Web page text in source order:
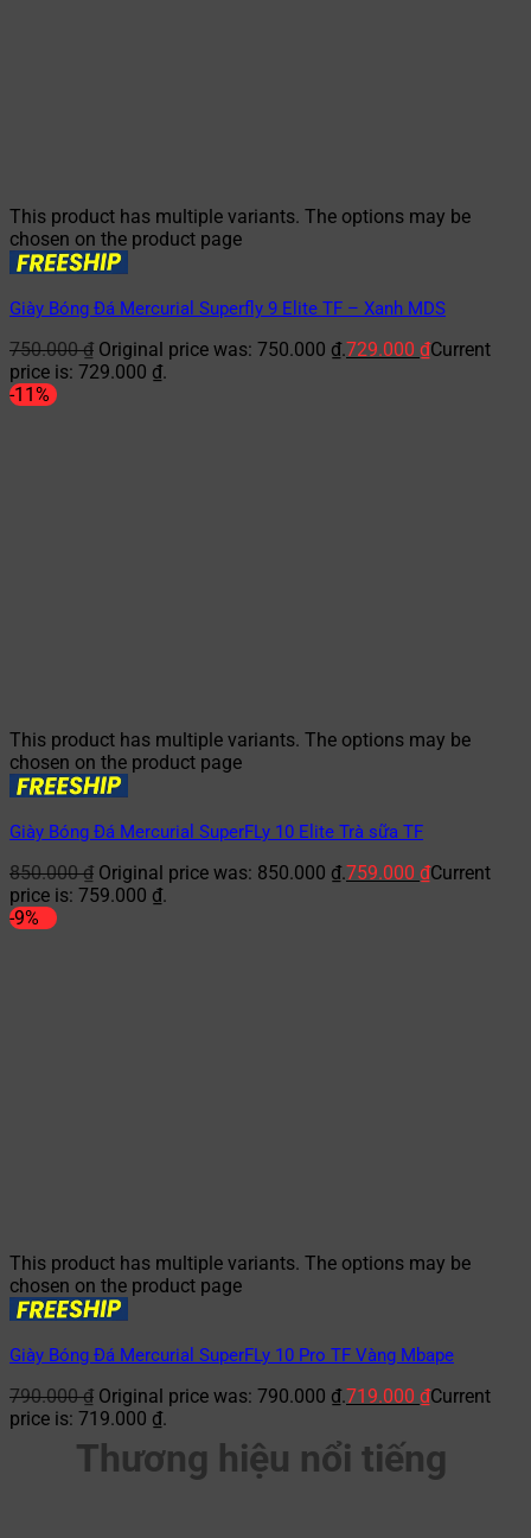
This product has multiple variants. The options may be
chosen on the product page
Giày Bóng Đá Mercurial Superfly 9 Elite TF – Xanh MDS
750.000₫ Original price was: 750.000 ₫.729.000 ₫Current
price is: 729.000 ₫.
-11%
This product has multiple variants. The options may be
chosen on the product page
Giày Bóng Đá Mercurial SuperFLy 10 Elite Trà sữa TF
850.000₫ Original price was: 850.000 ₫.759.000 ₫Current
price is: 759.000 ₫.
-9%
This product has multiple variants. The options may be
chosen on the product page
Giày Bóng Đá Mercurial SuperFLy 10 Pro TF Vàng Mbape
790.000₫ Original price was: 790.000 ₫.719.000 ₫Current
price is: 719.000 ₫.
Thương hiệu nổi tiếng